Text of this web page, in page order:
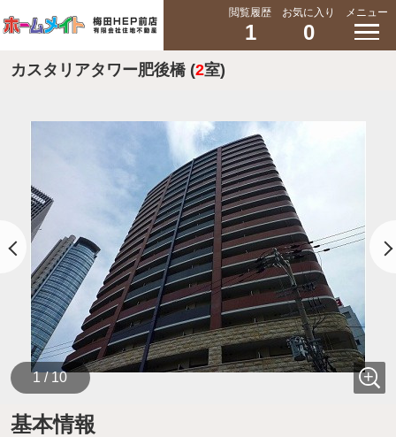
閲覧履歴
1
お気に入り
0
メニュー
カスタリアタワー肥後橋 (2室)
1 / 10
基本情報